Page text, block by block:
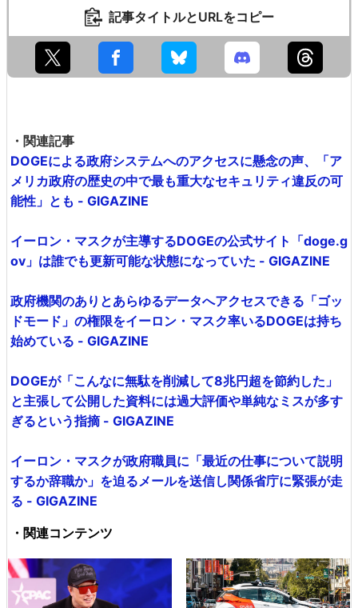
記事タイトルとURLをコピー
・関連記事
DOGEによる政府システムへのアクセスに懸念の声、「ア
メリカ政府の歴史の中で最も重大なセキュリティ違反の可
能性」とも - GIGAZINE
イーロン・マスクが主導するDOGEの公式サイト「doge.g
ov」は誰でも更新可能な状態になっていた - GIGAZINE
政府機関のありとあらゆるデータへアクセスできる「ゴッ
ドモード」の権限をイーロン・マスク率いるDOGEは持ち
始めている - GIGAZINE
DOGEが「こんなに無駄を削減して8兆円超を節約した」
と主張して公開した資料には過大評価や単純なミスが多す
ぎるという指摘 - GIGAZINE
イーロン・マスクが政府職員に「最近の仕事について説明
するか辞職か」を迫るメールを送信し関係省庁に緊張が走
る - GIGAZINE
・関連コンテンツ